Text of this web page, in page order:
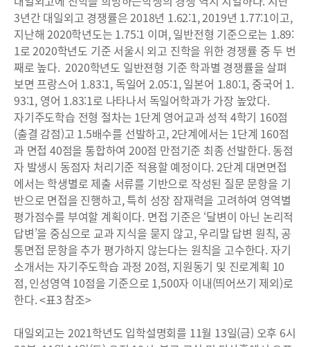
3년간 대일외고 경쟁률은 2018년 1.62:1, 2019년 1.77:1이고,
지난해 2020학년도는 1.75:1 이며, 일반전형 기준으로는 1.89:
1로 2020학년도 기준 서울시 외고 진학을 위한 경쟁률 중 두 번
째로 높다. 2020학년도 일반젼형 기준 학과별 경쟁률을 살펴
보면 프랑스어 1.83:1, 독일어 2.05:1, 일본어 1.80:1, 중국어 1.
93:1, 영어 1.83:1로 나타나서 독일어학과가 가장 높았다.
자기주도학습 전형 절차는 1단계 영어교과 성적 4학기 160점
(출결 감점)고 1.5배수를 선발하고, 2단계에서는 1단계 160점
과 면접 40점을 통합하여 200점 만점기준 최종 선발한다. 동점
자 발생시 동점자 처리기준 적용할 예정이다. 2단계 대면면접
에서는 학생별로 제출 서류를 기반으로 작성된 질문 문항을 기
반으로 면접을 진행하고, 특히 성장 잠재력을 고려하여 영역별
평가점수를 부여할 계획이다. 면접 기준은 ‘달변이 아닌 논리적
답변’을 중심으로 교과 지식을 묻지 않고, 우리말 답변 원칙, 공
통면접 문항을 추가 평가하지 않는다는 원칙을 고수한다. 자기
소개서는 자기주도학습 과정 20점, 지원동기 및 진로계획 10
점, 인성영역 10점을 기준으로 1,500자 이내(띄어쓰기 제외)로
한다. <표3 참조>
대일외고는 2021학년도 입학설명회를 11월 13일(금) 오후 6시